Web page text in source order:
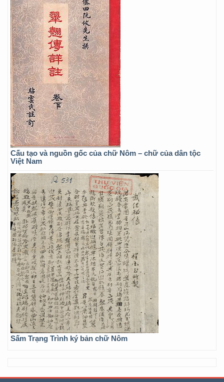
Cấu tạo và nguồn gốc của chữ Nôm – chữ của dân tộc
Việt Nam
Sấm Trạng Trình ký bản chữ Nôm